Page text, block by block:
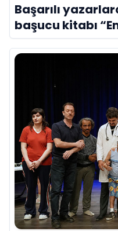
Başarılı
başucu kitabı
aldı